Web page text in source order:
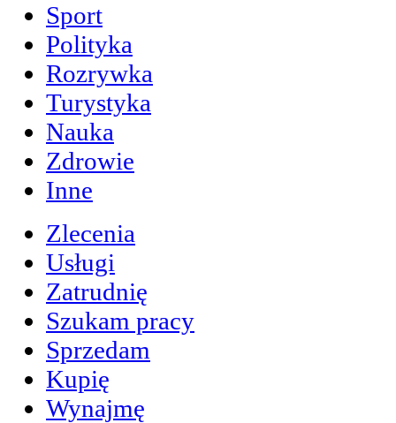
Sport
Polityka
Rozrywka
Turystyka
Nauka
Zdrowie
Inne
Zlecenia
Usługi
Zatrudnię
Szukam pracy
Sprzedam
Kupię
Wynajmę